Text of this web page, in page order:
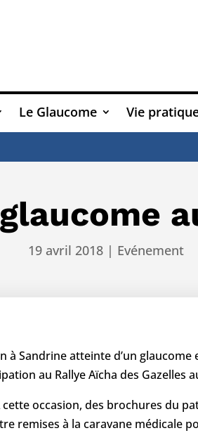
Le Glaucome Vie
19 avril 2018 | Evénement
à Sandrine atteinte d’un
au Rallye Aïcha des Gazelles
cette occasion, des brochures du
remises à la caravane médicale